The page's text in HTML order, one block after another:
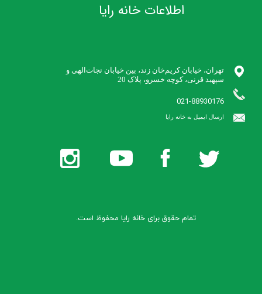
اطلاعات خانه رایا
تهران، خیابان کریم‌خان زند،‌ بین خیابان نجات‌الهی و
021-88930176
​ارسال ایمیل به خانه رایا
تمام حقوق برای خانه رایا محفوظ است.​​​​​​​